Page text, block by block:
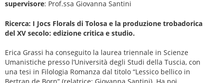
supervisore: Prof.ssa Giovanna Santini
Ricerca: I Jocs Florals di Tolosa e la produzione trobadorica
del XV secolo: edizione critica e studio.
Erica Grassi ha conseguito la laurea triennale in Scienze
Umanistiche presso l’Università degli Studi della Tuscia, con
una tesi in Filologia Romanza dal titolo “Lessico bellico in